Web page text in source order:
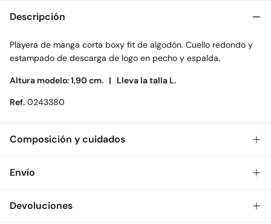
Descripción
Playera de manga corta boxy fit de algodón. Cuello redondo y
estampado de descarga de logo en pecho y espalda.
Altura modelo: 1,90 cm. | Lleva la talla L.
Ref. 0243380
Composición y cuidados
Composición
Cuidados
Envío
Envío a tienda: 2-5 días.
Devoluciones